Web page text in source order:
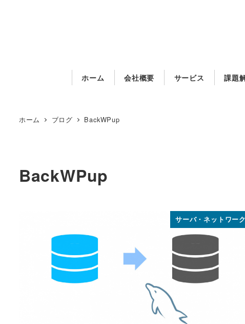
ホーム 会社概要 サービス 課題
ホーム ブログ BackWPup
BackWPup
サーバ・ネットワーク